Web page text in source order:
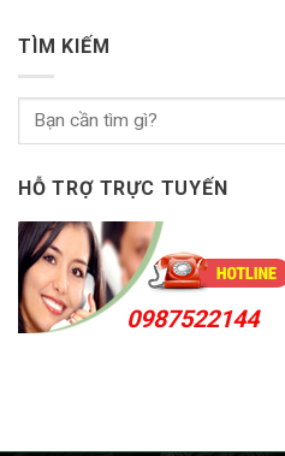
Sóng
TÌM KIẾM
HỖ TRỢ TRỰC TUYẾN
0987522144